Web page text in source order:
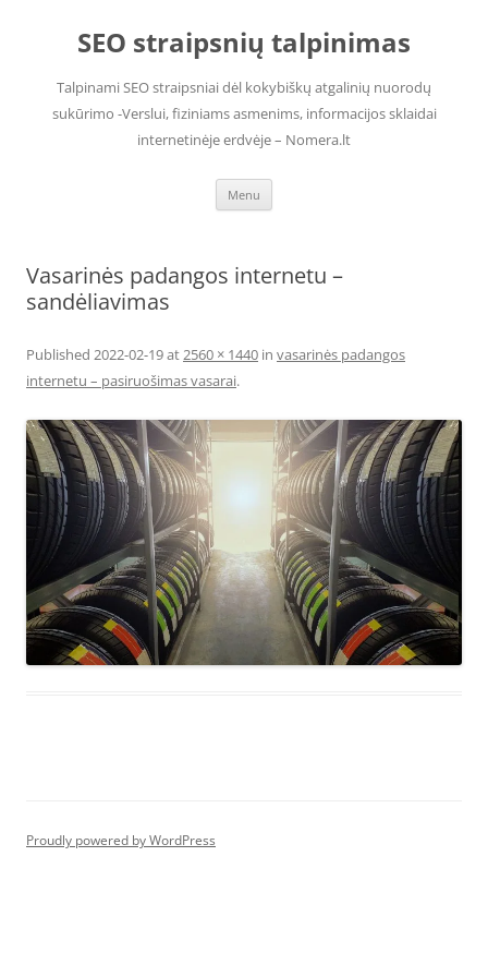
contentSEO straipsnių talpinimas
Talpinami SEO straipsniai dėl kokybiškų atgalinių nuorodų
sukūrimo -Verslui, fiziniams asmenims, informacijos sklaidai
internetinėje erdvėje – Nomera.lt
Menu
Vasarinės padangos internetu –
sandėliavimas
Published 2022-02-19at2560 × 1440 in vasarinės padangos
internetu – pasiruošimas vasarai.
Proudly powered by WordPress